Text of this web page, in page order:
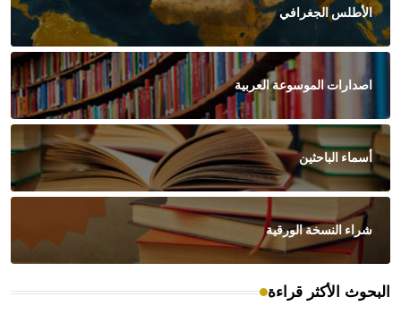
الأطلس الجغرافي
اصدارات الموسوعة العربية
أسماء الباحثين
شراء النسخة الورقية
البحوث الأكثر قراءة